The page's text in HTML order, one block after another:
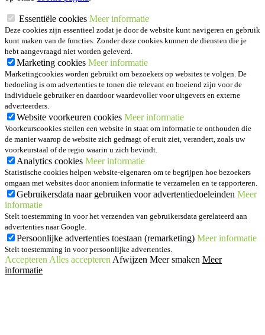
Essentiële cookies Meer informatie
Deze cookies zijn essentieel zodat je door de website kunt navigeren en gebruik
kunt maken van de functies. Zonder deze cookies kunnen de diensten die je
hebt aangevraagd niet worden geleverd.
Marketing cookies Meer informatie
Marketingcookies worden gebruikt om bezoekers op websites te volgen. De
bedoeling is om advertenties te tonen die relevant en boeiend zijn voor de
individuele gebruiker en daardoor waardevoller voor uitgevers en externe
adverteerders.
Website voorkeuren cookies Meer informatie
Voorkeurscookies stellen een website in staat om informatie te onthouden die
de manier waarop de website zich gedraagt of eruit ziet, verandert, zoals uw
voorkeurstaal of de regio waarin u zich bevindt.
Analytics cookies Meer informatie
Statistische cookies helpen website-eigenaren om te begrijpen hoe bezoekers
omgaan met websites door anoniem informatie te verzamelen en te rapporteren.
Gebruikersdata naar gebruiken voor advertentiedoeleinden Meer
informatie
Stelt toestemming in voor het verzenden van gebruikersdata gerelateerd aan
advertenties naar Google.
Persoonlijke advertenties toestaan (remarketing) Meer informatie
Stelt toestemming in voor persoonlijke advertenties.
Accepteren Alles accepteren Afwijzen Meer smaken Meer
informatie